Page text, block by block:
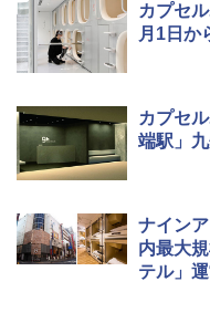
カプセ
月1日か
カプセ
端駅」
ナイン
内最大
テル」